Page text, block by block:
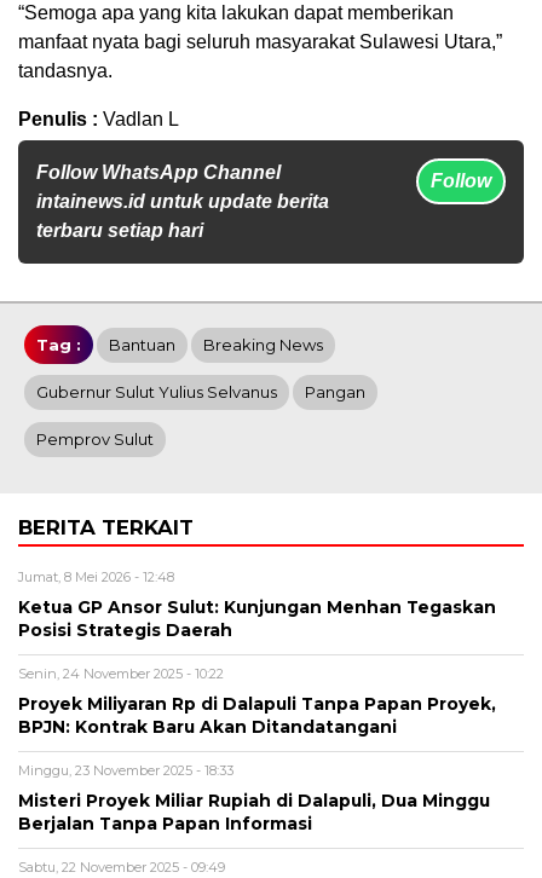
“Semoga apa yang kita lakukan dapat memberikan
manfaat nyata bagi seluruh masyarakat Sulawesi Utara,”
tandasnya.
Penulis : Vadlan L
Follow WhatsApp Channel
intainews.id untuk update berita
terbaru setiap hari
Follow
Tag : Bantuan Breaking News
Gubernur Sulut Yulius Selvanus Pangan
Pemprov Sulut
BERITA TERKAIT
Jumat, 8 Mei 2026 - 12:48
Ketua GP Ansor Sulut: Kunjungan Menhan Tegaskan
Posisi Strategis Daerah
Senin, 24 November 2025 - 10:22
Proyek Miliyaran Rp di Dalapuli Tanpa Papan Proyek,
BPJN: Kontrak Baru Akan Ditandatangani
Minggu, 23 November 2025 - 18:33
Misteri Proyek Miliar Rupiah di Dalapuli, Dua Minggu
Berjalan Tanpa Papan Informasi
Sabtu, 22 November 2025 - 09:49